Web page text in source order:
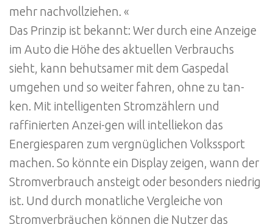
mehr nachvollziehen. «
Das Prinzip ist bekannt: Wer durch eine Anzeige
im Auto die Höhe des aktuellen Verbrauchs
sieht, kann behutsamer mit dem Gaspedal
umgehen und so weiter fahren, ohne zu tan-
ken. Mit intelligenten Stromzählern und
raffinierten Anzei-gen will intelliekon das
Energiesparen zum vergnüglichen Volkssport
machen. So könnte ein Display zeigen, wann der
Stromverbrauch ansteigt oder besonders niedrig
ist. Und durch monatliche Vergleiche von
Stromverbräuchen können die Nutzer das